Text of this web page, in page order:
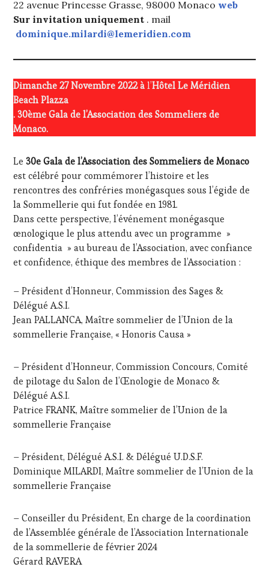
22 avenue Princesse Grasse, 98000 Monaco web
Sur invitation uniquement . mail
dominique.milardi@lemeridien.com
Dimanche 27 Novembre 2022 àl’Hôtel Le Méridien
Beach Plazza
. 30ème Gala de l’Association des Sommeliers de
Monaco.
Le30e Gala de l’Association des Sommeliers de Monaco
est célébré pour commémorer l’histoire et les
rencontres des confréries monégasques sous l’égide de
la Sommellerie qui fut fondée en 1981.
Dans cette perspective, l’événement monégasque
œnologique le plus attendu avec un programme »
confidentia » au bureau de l’Association, avec confiance
et confidence, éthique des membres de l’Association :
– Président d’Honneur, Commission des Sages &
Délégué A.S.I.
Jean PALLANCA, Maître sommelier de l’Union de la
sommellerie Française, « Honoris Causa »
– Président d’Honneur, Commission Concours, Comité
de pilotage du Salon de l’Œnologie de Monaco &
Délégué A.S.I.
Patrice FRANK, Maître sommelier de l’Union de la
sommellerie Française
– Président, Délégué A.S.I. & Délégué U.D.S.F.
Dominique MILARDI, Maître sommelier de l’Union de la
sommellerie Française
– Conseiller du Président, En charge de la coordination
de l’Assemblée générale de l’Association Internationale
de la sommellerie de février 2024
Gérard RAVERA